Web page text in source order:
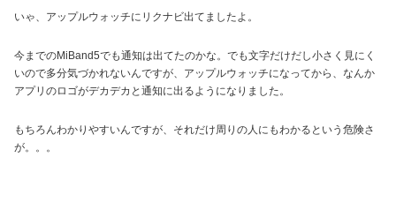
いゃ、アップルウォッチにリクナビ出てましたよ。
今までのMiBand5でも通知は出てたのかな。でも文字だけだし小さく見にく
いので多分気づかれないんですが、アップルウォッチになってから、なんか
アプリのロゴがデカデカと通知に出るようになりました。
もちろんわかりやすいんですが、それだけ周りの人にもわかるという危険さ
が。。。